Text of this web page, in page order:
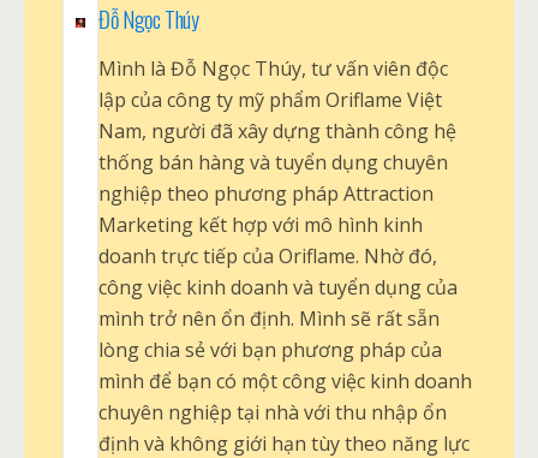
Đỗ Ngọc Thúy
Mình là Đỗ Ngọc Thúy, tư vấn viên độc
lập của công ty mỹ phẩm Oriflame Việt
Nam, người đã xây dựng thành công hệ
thống bán hàng và tuyển dụng chuyên
nghiệp theo phương pháp Attraction
Marketing kết hợp với mô hình kinh
doanh trực tiếp của Oriflame. Nhờ đó,
công việc kinh doanh và tuyển dụng của
mình trở nên ổn định. Mình sẽ rất sẵn
lòng chia sẻ với bạn phương pháp của
mình để bạn có một công việc kinh doanh
chuyên nghiệp tại nhà với thu nhập ổn
định và không giới hạn tùy theo năng lực